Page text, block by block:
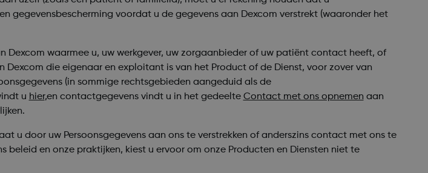
voordat u de gegevens aan Dexcom verstrekt (waaronder het
waarmee u, uw werkgever, uw zorgaanbieder of uw patiënt contact heeft, of
die eigenaar en exploitant is van het Product of de Dienst, voor zover van
(in sommige rechtsgebieden aangeduid als de
u hier,en contactgegevens vindt u in het gedeelte Contact met ons opnemen aan
u door uw Persoonsgegevens aan ons te verstrekken of anderszins contact met ons te
en onze praktijken, kiest u ervoor om onze Producten en Diensten niet te